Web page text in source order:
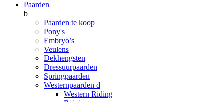
Paarden
b
Paarden te koop
Pony's
Embryo’s
Veulens
Dekhengsten
Dressuurpaarden
Springpaarden
Westernpaarden d
Western Riding